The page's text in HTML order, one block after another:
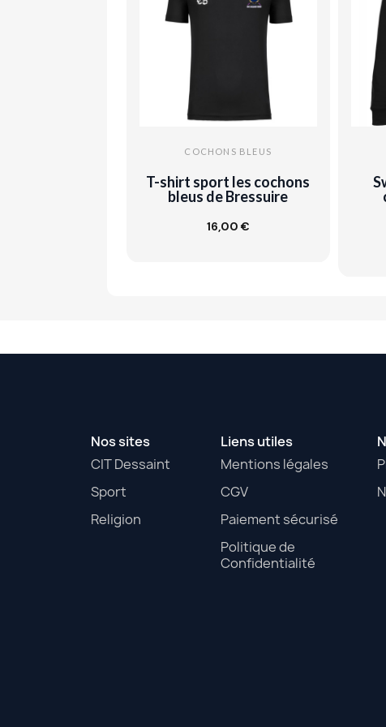
COCHONS BLEUS
T-shirt sport les cochons
bleus de Bressuire
16,00 €
Ajouter au panier
Nos sites
CIT Dessaint
Sport
Religion
Liens utiles
Mentions légales
CGV
Paiement sécurisé
Politique de
Confidentialité